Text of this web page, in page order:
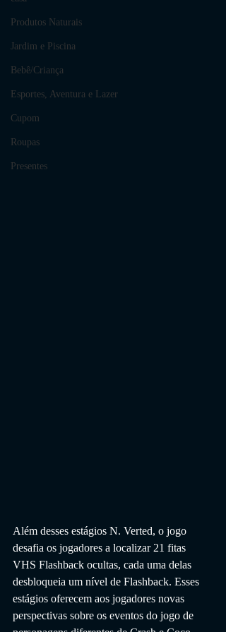
Produtos Naturais
Jardim e Piscina
Bebê/Criança
Esportes, Aventura e Lazer
Cupom
Roupas
Presentes
Além desses estágios N. Verted, o jogo
desafia os jogadores a localizar 21 fitas
VHS Flashback ocultas, cada uma delas
desbloqueia um nível de Flashback. Esses
estágios oferecem aos jogadores novas
perspectivas sobre os eventos do jogo de